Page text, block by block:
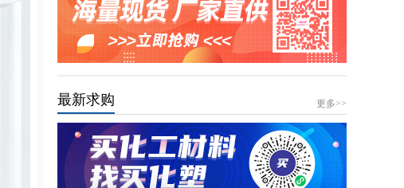
最新求购 更多>>